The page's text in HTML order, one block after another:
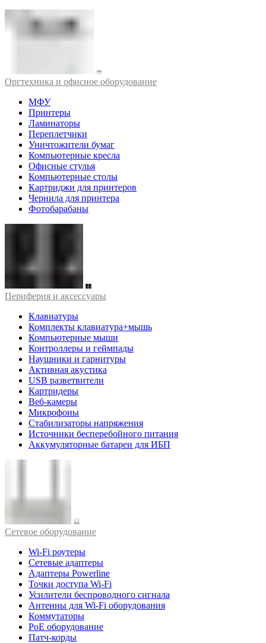
Оргтехника и офисное оборудование
МФУ
Принтеры
Ламинаторы
Переплетчики
Уничтожители бумаг
Компьютерные кресла
Офисные стулья
Компьютерные столы
Картриджи для принтеров
Чернила для принтера
Фотобарабаны
Периферия и аксессуары
Клавиатуры
Комплекты клавиатура+мышь
Компьютерные мыши
Контроллеры и геймпады
Наушники и гарнитуры
Активная акустика
USB разветвители
Картридеры
Веб-камеры
Микрофоны
Стабилизаторы напряжения
Источники бесперебойного питания
Аккумуляторные батареи для ИБП
Cетевое оборудование
Wi-Fi роутеры
Сетевые адаптеры
Адаптеры Powerline
Точки доступа Wi-Fi
Усилители беспроводного сигнала
Антенны для Wi-Fi оборудования
Коммутаторы
PoE оборудование
Патч-корды